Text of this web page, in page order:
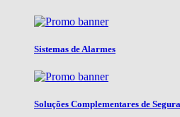
Sistemas de Alarmes
Soluções Complementares de